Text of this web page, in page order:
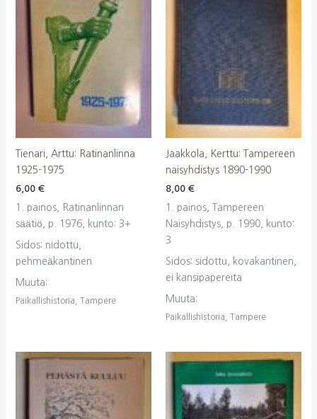
Tienari, Arttu: Ratinanlinna
1925-1975
6,00 €
1. painos, Ratinanlinnan
säätiö, p. 1976, kunto: 3+
Sidos: nidottu,
pehmeäkantinen
Muuta:
Paikallishistoria, Tampere
Jaakkola, Kerttu: Tampereen
naisyhdistys 1890-1990
8,00 €
1. painos, Tampereen
Naisyhdistys, p. 1990, kunto:
3
Sidos: sidottu, kovakantinen,
ei kansipapereita
Muuta:
Paikallishistoria, Tampere